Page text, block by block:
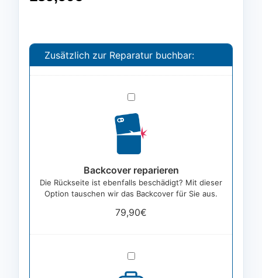
Zusätzlich zur Reparatur buchbar:
Backcover
reparieren
Backcover reparieren
Die Rückseite ist ebenfalls beschädigt? Mit dieser
Option tauschen wir das Backcover für Sie aus.
79,90€
Akku
erneuern